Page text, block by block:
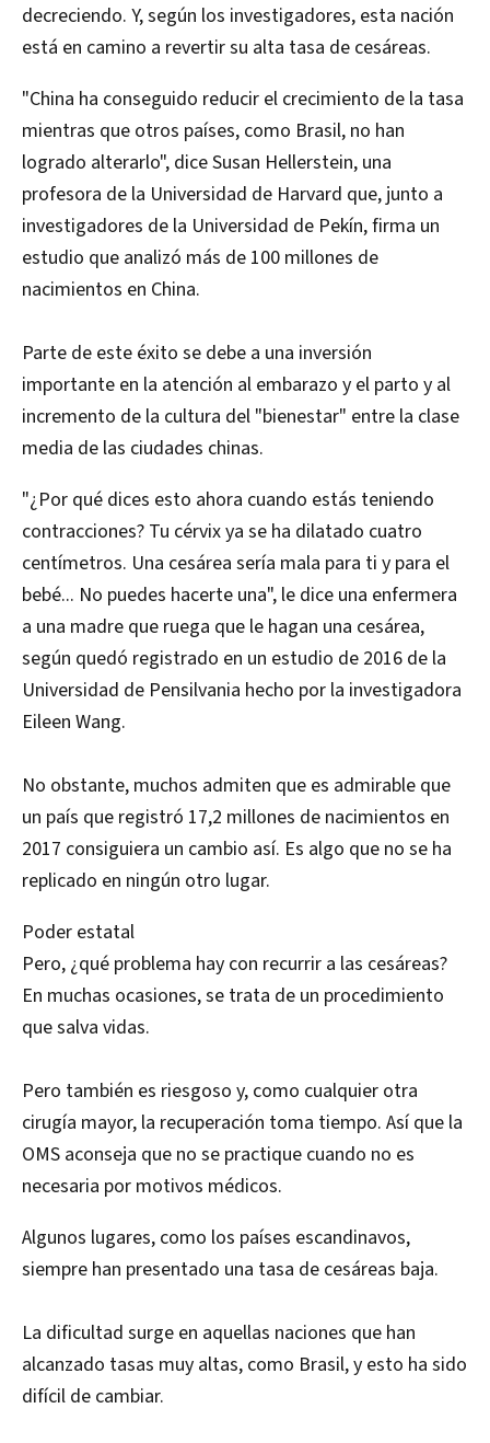
decreciendo. Y, según los investigadores, esta nación
está en camino a revertir su alta tasa de cesáreas.
"China ha conseguido reducir el crecimiento de la tasa
mientras que otros países, como Brasil, no han
logrado alterarlo", dice Susan Hellerstein, una
profesora de la Universidad de Harvard que, junto a
investigadores de la Universidad de Pekín, firma un
estudio que analizó más de 100 millones de
nacimientos en China.
Parte de este éxito se debe a una inversión
importante en la atención al embarazo y el parto y al
incremento de la cultura del "bienestar" entre la clase
media de las ciudades chinas.
"¿Por qué dices esto ahora cuando estás teniendo
contracciones? Tu cérvix ya se ha dilatado cuatro
centímetros. Una cesárea sería mala para ti y para el
bebé... No puedes hacerte una", le dice una enfermera
a una madre que ruega que le hagan una cesárea,
según quedó registrado en un estudio de 2016 de la
Universidad de Pensilvania hecho por la investigadora
Eileen Wang.
No obstante, muchos admiten que es admirable que
un país que registró 17,2 millones de nacimientos en
2017 consiguiera un cambio así. Es algo que no se ha
replicado en ningún otro lugar.
Poder estatal
Pero, ¿qué problema hay con recurrir a las cesáreas?
En muchas ocasiones, se trata de un procedimiento
que salva vidas.
Pero también es riesgoso y, como cualquier otra
cirugía mayor, la recuperación toma tiempo. Así que la
OMS aconseja que no se practique cuando no es
necesaria por motivos médicos.
Algunos lugares, como los países escandinavos,
siempre han presentado una tasa de cesáreas baja.
La dificultad surge en aquellas naciones que han
alcanzado tasas muy altas, como Brasil, y esto ha sido
difícil de cambiar.